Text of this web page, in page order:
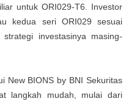
untuk ORI029-T6. Investor
kedua seri ORI029 sesuai
investasinya masing-
New BIONS by BNI Sekuritas
langkah mudah, mulai dari